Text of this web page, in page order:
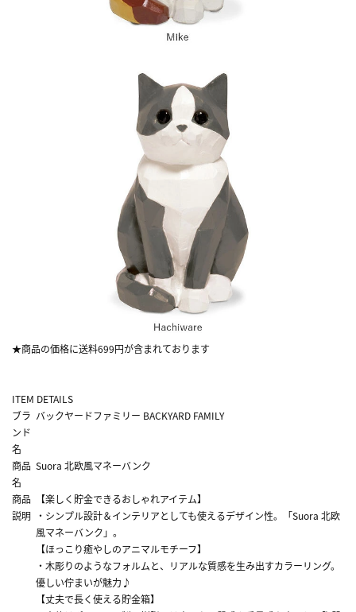
★商品の価格に送料699円が含まれております
ITEM DETAILS
ブラ
ンド
名
バックヤードファミリー BACKYARD FAMILY
商品
名
Suora 北欧風マネーバンク
商品
説明
【楽しく貯金できるおしゃれアイテム】
・シンプル設計＆インテリアとしても使えるデザイン性。「Suora 北欧
風マネーバンク」。
【ほっこり癒やしのアニマルモチーフ】
・木彫りのようなフォルムと、リアルな質感を生み出すカラーリング。
優しい佇まいが魅力♪
【丈夫で長く使える貯金箱】